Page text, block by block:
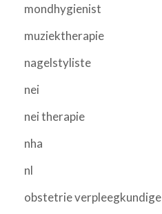
mondhygienist
muziektherapie
nagelstyliste
nei
nei therapie
nha
nl
obstetrie verpleegkundige